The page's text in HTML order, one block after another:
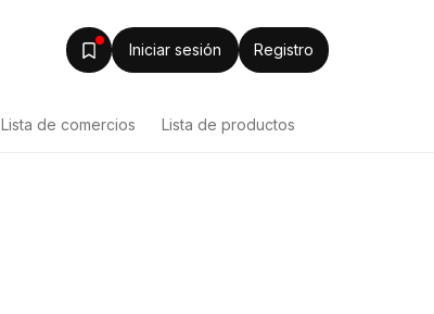
Iniciar sesión Registro
Lista de comercios Lista de productos